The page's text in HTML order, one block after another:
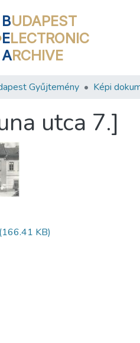
BUDAPEST
ELECTRONIC
ARCHIVE
Gyűjtemény Képi
utca 7.]
(166.41 KB)